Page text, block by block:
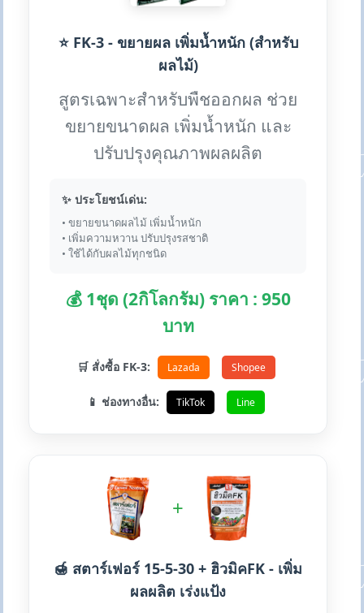
⭐ FK-3 - ขยายผล เพิ่มน้ำหนัก (สำหรับ
ผลไม้)
สูตรเฉพาะสำหรับพืชออกผล ช่วย
ขยายขนาดผล เพิ่มน้ำหนัก และ
ปรับปรุงคุณภาพผลผลิต
✨ ประโยชน์เด่น:
• ขยายขนาดผลไม้ เพิ่มน้ำหนัก
• เพิ่มความหวาน ปรับปรุงรสชาติ
• ใช้ได้กับผลไม้ทุกชนิด
💰 1ชุด (2กิโลกรัม) ราคา : 950
บาท
🛒 สั่งซื้อ FK-3: Lazada Shopee
📱 ช่องทางอื่น: TikTok Line
+
🍯 สตาร์เฟอร์ 15-5-30 + ฮิวมิคFK - เพิ่ม
ผลผลิต เร่งแป้ง